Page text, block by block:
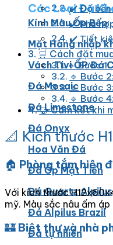
Các Loại Đá
Kính Màu Ốp Bếp
Mặt Hàng nhập
Vách Tivi ỐP Đá
Đá Mosaic
Đá Limestone
Đá Onyx
Hoa Văn Đá
Đá Ốp Mặt Tiền
Đá Quartz Alpilus
Đá Alpilus Brazil
Đá tự nhiên
✔️ Độ bền
✔️ Phù
✔️ Tiết
🛒 Cách đặt
🔹 Bước
🔹 Bước
🔹 Bước
🔹 Bước
🤝 Cam kết khi
📐 Kích thước
🏠 Phòng tắm hiện
Với kích thước
mỹ. Màu sắc nâu ấm
🏰 Biệt thự và nhà